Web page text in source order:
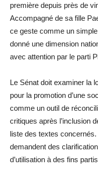
première depuis près de
Accompagné de sa fille
ce geste comme un
donné une dimension
avec attention par le parti
Le Sénat doit examiner la
pour la promotion d’une
comme un outil de
critiques après l’inclusion
liste des textes
demandent des
d’utilisation à des fins